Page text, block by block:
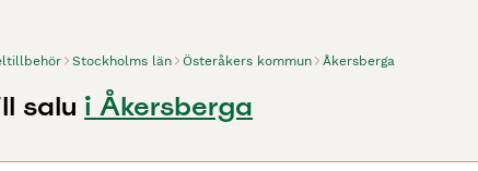
Stockholms län Österåkers kommun Åkersberga
salu i Åkersberga